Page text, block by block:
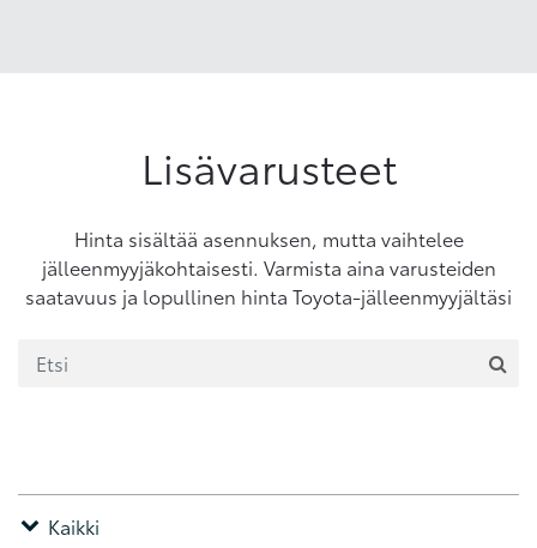
Lisävarusteet
Hinta sisältää asennuksen, mutta vaihtelee
jälleenmyyjäkohtaisesti. Varmista aina varusteiden
saatavuus ja lopullinen hinta Toyota-jälleenmyyjältäsi
Kaikki